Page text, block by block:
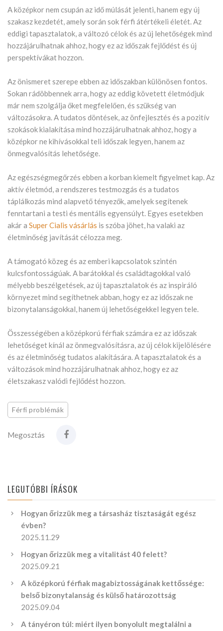
A középkor nem csupán az idő múlását jelenti, hanem egy új
szakasz kezdetét, amely során sok férfi átértékeli életét. Az
eddigi tapasztalatok, a változó célok és az új lehetőségek mind
hozzájárulhatnak ahhoz, hogy ez az időszak fejlődést és új
perspektívákat hozzon.
Az önismeret szerepe ebben az időszakban különösen fontos.
Sokan rádöbbennek arra, hogy az eddig követett életmódjuk
már nem szolgálja őket megfelelően, és szükség van
változásokra. A tudatos döntések, az önfejlesztés és a pozitív
szokások kialakítása mind hozzájárulhatnak ahhoz, hogy a
középkor ne kihívásokkal teli időszak legyen, hanem az
önmegvalósítás lehetősége.
Az egészségmegőrzés ebben a korban kiemelt figyelmet kap. Az
aktív életmód, a rendszeres testmozgás és a tudatos
táplálkozás mind alapvető tényezők, amelyek segítenek
fenntartani a testi és mentális egyensúlyt. Egyes esetekben
akár a Super Cialis vásárlás is szóba jöhet, ha valaki az
életminőség javítását célozza meg.
A támogató közeg és az emberi kapcsolatok szintén
kulcsfontosságúak. A barátokkal és családtagokkal való
mélyebb beszélgetések, az új tapasztalatok és az inspiráló
környezet mind segíthetnek abban, hogy ez az időszak ne
bizonytalanságokkal, hanem új lehetőségekkel legyen tele.
Összességében a középkorú férfiak számára ez az időszak
lehetőséget kínál az önmegvalósításra, az új célok kijelölésére
és az életminőség tudatos alakítására. A tapasztalatok és a
változások mind hozzájárulhatnak ahhoz, hogy ez az
életszakasz valódi fejlődést hozzon.
Férfi problémák
Megosztás
LEGUTÓBBI ÍRÁSOK
Hogyan őrizzük meg a társasház tisztaságát egész
évben?
2025.11.29
Hogyan őrizzük meg a vitalitást 40 felett?
2025.09.21
A középkorú férfiak magabiztosságának kettőssége:
belső bizonytalanság és külső határozottság
2025.09.04
A tányéron túl: miért ilyen bonyolult megtalálni a